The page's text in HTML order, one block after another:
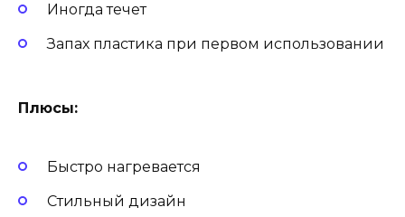
Иногда течет
Запах пластика при первом использовании
Плюсы:
Быстро нагревается
Стильный дизайн